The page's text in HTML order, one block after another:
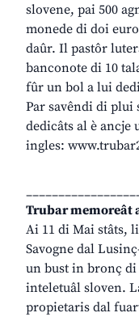
slovene, pai 500
monede di doi
daûr. Il pastôr
banconote di 10
fûr un bol a lui
Par savêndi di plui
dedicâts al è ancje
ingles:
Trubar memoreât
Ai 11 di Mai stâts,
Savogne dal
un bust in bronç
inteletuâl sloven.
propietaris dal